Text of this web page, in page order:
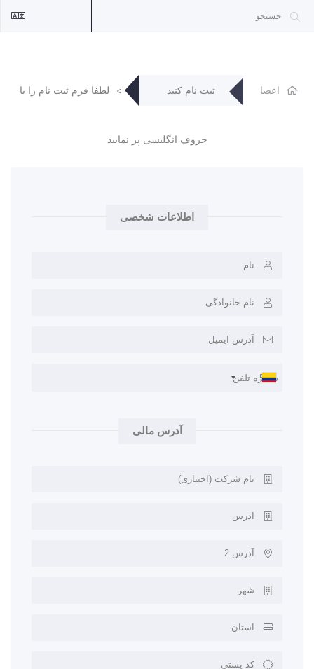
اعضا ثبت نام کنید
حروف انگلیسی پر نمایید
اطلاعات شخصی
+57
آدرس مالی